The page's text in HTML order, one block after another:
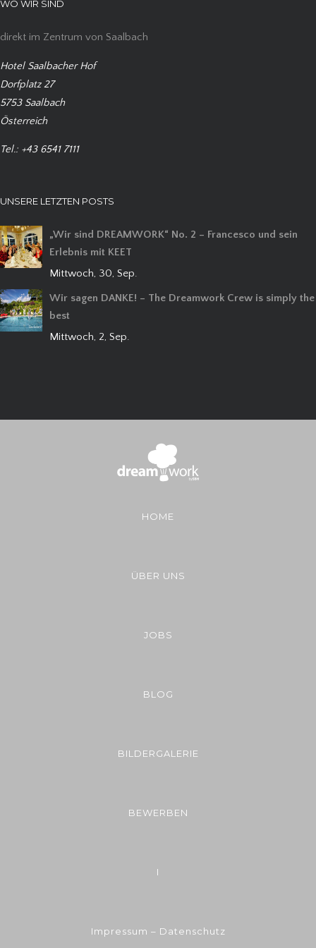
WO WIR SIND
direkt im Zentrum von Saalbach
Hotel Saalbacher Hof
Dorfplatz 27
5753 Saalbach
Österreich
Tel.: +43 6541 7111
UNSERE LETZTEN POSTS
„Wir sind DREAMWORK“ No. 2 – Francesco und sein
Erlebnis mit KEET
Mittwoch, 30, Sep.
Wir sagen DANKE! – The Dreamwork Crew is simply the
best
Mittwoch, 2, Sep.
HOME
ÜBER UNS
JOBS
BLOG
BILDERGALERIE
BEWERBEN
I
Impressum – Datenschutz